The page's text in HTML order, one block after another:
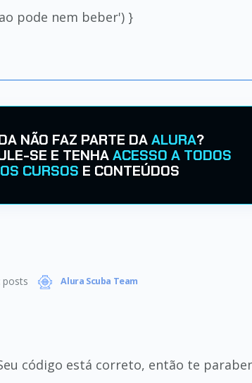
pode nem beber') }
NÃO FAZ PARTE DAALURA?
SE E TENHAACESSO A TODOS
OS CURSOS E CONTEÚDOS
posts Alura Scuba Team
código está correto, então te